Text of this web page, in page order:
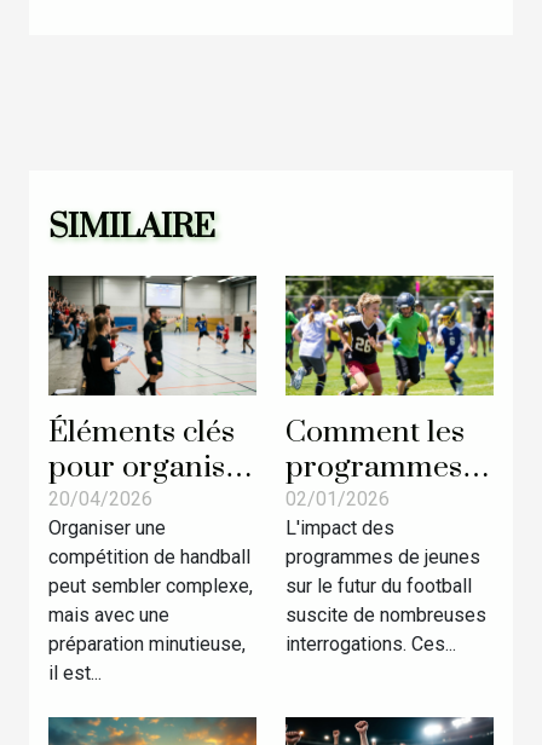
SIMILAIRE
Éléments clés
pour organiser
une
compétition de
handball
réussie
20/04/2026
Organiser une
compétition de handball
peut sembler complexe,
mais avec une
préparation minutieuse,
il est...
Comment les
programmes
de jeunes
influencent-ils
l'avenir du
football ?
02/01/2026
L'impact des
programmes de jeunes
sur le futur du football
suscite de nombreuses
interrogations. Ces...